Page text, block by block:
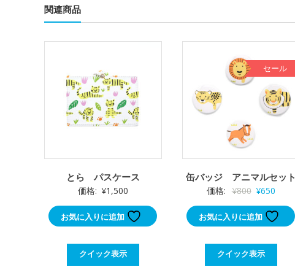
関連商品
とら パスケース
価格: ¥1,500
お気に入りに追加
クイック表示
セール
缶バッジ アニマルセット
価格: ¥800 元
の
価
は
¥800
¥650現
在
の
は
お気に入りに追加
クイック表示